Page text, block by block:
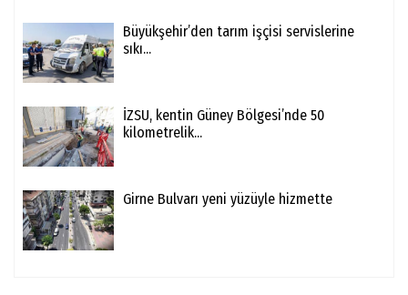
Büyükşehir’den tarım işçisi servislerine
sıkı...
İZSU, kentin Güney Bölgesi’nde 50
kilometrelik...
Girne Bulvarı yeni yüzüyle hizmette